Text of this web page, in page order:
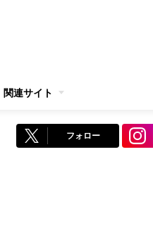
関連サイト
フォロー